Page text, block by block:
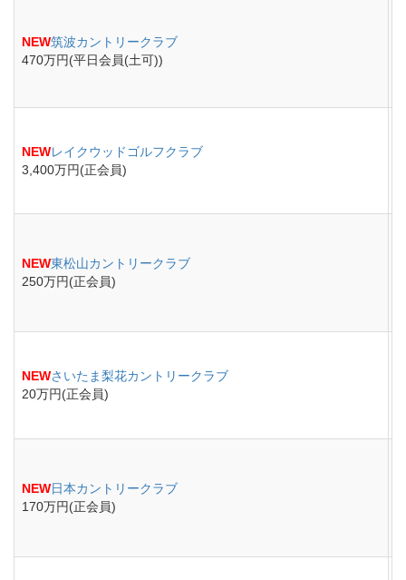
NEW筑波カントリークラブ
470万円(平日会員(土可))
NEWレイクウッドゴルフクラブ
3,400万円(正会員)
NEW東松山カントリークラブ
250万円(正会員)
NEWさいたま梨花カントリークラブ
20万円(正会員)
NEW日本カントリークラブ
170万円(正会員)